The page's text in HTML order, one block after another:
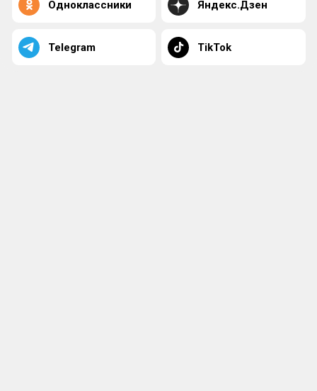
Одноклассники Яндекс.Дзен
Telegram TikTok